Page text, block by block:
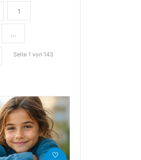
1
…
Seite 1 von 143